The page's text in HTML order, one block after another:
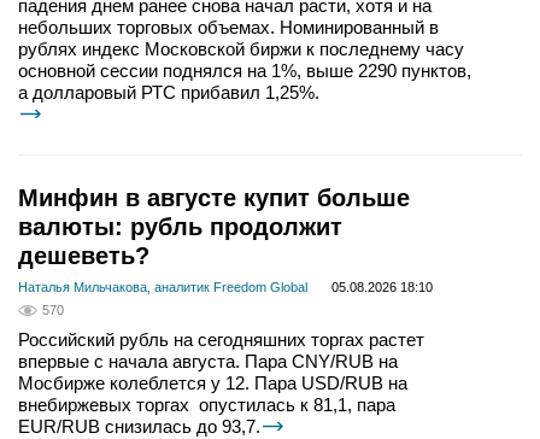
падения днем ранее снова начал расти, хотя и на
небольших торговых объемах. Номинированный в
рублях индекс Московской биржи к последнему часу
основной сессии поднялся на 1%, выше 2290 пунктов,
а долларовый РТС прибавил 1,25%.
Минфин в августе купит больше
валюты: рубль продолжит
дешеветь?
Наталья Мильчакова, аналитик Freedom Global
05.08.2026 18:10
570
Российский рубль на сегодняшних торгах растет
впервые с начала августа. Пара CNY/RUB на
Мосбирже колеблется у 12. Пара USD/RUB на
внебиржевых торгах опустилась к 81,1, пара
EUR/RUB снизилась до 93,7.